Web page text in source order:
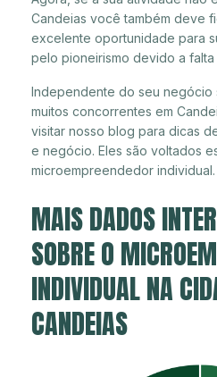
Candeias você também deve
excelente oportunidade para
pelo pioneirismo devido a
Independente do seu
muitos concorrentes em
visitar nosso blog para dicas
e negócio. Eles são voltados
microempreendedor
MAIS DADOS
SOBRE O
INDIVIDUAL NA
CANDEIAS